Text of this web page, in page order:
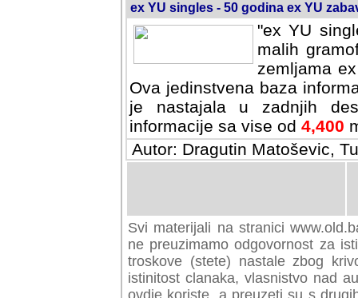
ex YU singles - 50 godina ex YU
"ex YU
malih
zemljama
Ova jedinstvena baza
je nastajala u zadnjih
informacije sa vise od 4,400
Autor: Dragutin Matoševic,
Svi materijali na stranici
preuzimamo odgovornost za
troskove (stete) nastale zbog
istinitost clanaka, vlasnistvo nad
ovdje koriste, a preuzeti su s